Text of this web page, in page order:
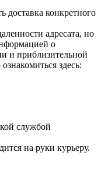
доставка конкретного
адресата, но
о
и приблизительной
здесь:
службой
на руки курьеру.